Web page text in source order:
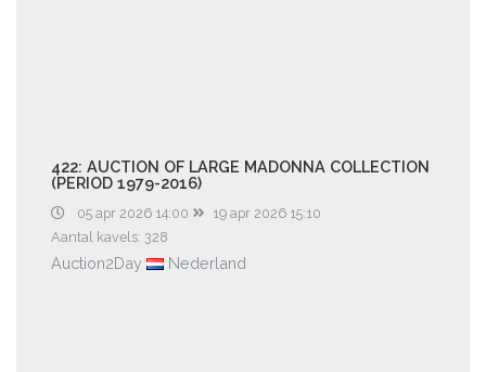
422: AUCTION OF LARGE MADONNA COLLECTION
(PERIOD 1979-2016)
05 apr 2026 14:00
19 apr 2026 15:10
Aantal kavels: 328
Auction2Day Nederland